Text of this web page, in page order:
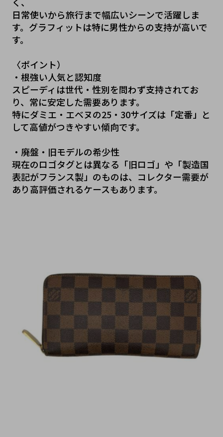
日常使いから旅行まで幅広いシーンで活躍しま
す。グラフィットは特に男性からの支持が高いで
す。
〈ポイント）
・根強い人気と認知度
スピーディは世代・性別を問わず支持されてお
り、常に安定した需要あります。
特にダミエ・エベヌの25・30サイズは「定番」と
して高値がつきやすい傾向です。
・廃盤・旧モデルの希少性
現在のロゴタグとは異なる「旧ロゴ」や「製造国
表記がフランス製」のものは、コレクター需要が
あり高評価されるケースもあります。